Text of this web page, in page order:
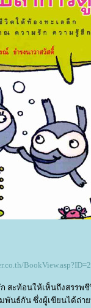
สะท้อนให้เห็นถึงสรรพชี
พันธ์กัน ซึ่งผู้เขียนได้ถ่า